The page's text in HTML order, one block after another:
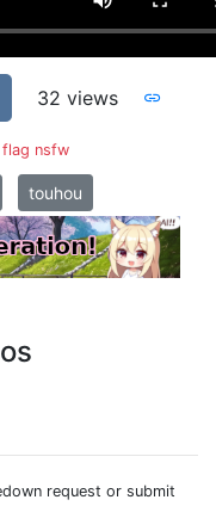
32 views
flag nsfw
touhou
request or submit